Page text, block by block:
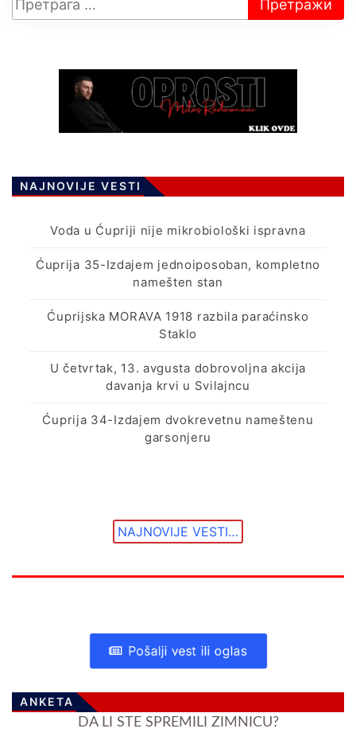
NAJNOVIJE VESTI
Voda u Ćupriji nije mikrobiološki ispravna
Ćuprija 35-Izdajem jednoiposoban, kompletno
namešten stan
Ćuprijska MORAVA 1918 razbila paraćinsko
Staklo
U četvrtak, 13. avgusta dobrovoljna akcija
davanja krvi u Svilajncu
Ćuprija 34-Izdajem dvokrevetnu nameštenu
garsonjeru
NAJNOVIJE VESTI…
Pošalji vest ili oglas
ANKETA
DA LI STE SPREMILI ZIMNICU?